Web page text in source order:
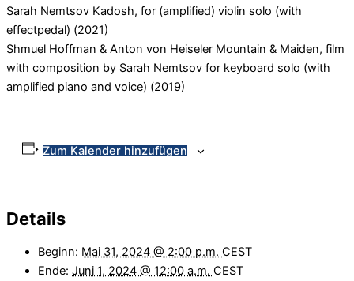
Sarah Nemtsov Kadosh, for (amplified) violin solo (with
effectpedal) (2021)
Shmuel Hoffman & Anton von Heiseler Mountain & Maiden, film
with composition by Sarah Nemtsov for keyboard solo (with
amplified piano and voice) (2019)
Zum Kalender hinzufügen
Details
Beginn: Mai 31, 2024 @ 2:00 p.m. CEST
Ende: Juni 1, 2024 @ 12:00 a.m. CEST